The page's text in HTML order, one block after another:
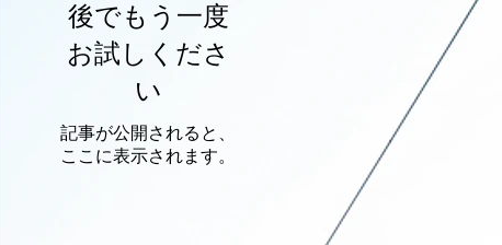
後でもう一度
お試しくださ
い
記事が公開されると、
ここに表示されます。